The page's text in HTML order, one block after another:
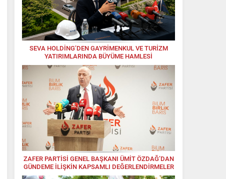
SEVA HOLDİNG’DEN GAYRİMENKUL VE TURİZM
YATIRIMLARINDA BÜYÜME HAMLESİ
ZAFER PARTİSİ GENEL BAŞKANI ÜMİT ÖZDAĞ’DAN
GÜNDEME İLİŞKİN KAPSAMLI DEĞERLENDİRMELER